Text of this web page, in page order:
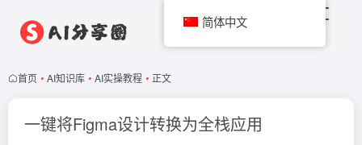
首页 • AI知识库 • AI实操教程 • 正文
一键将Figma设计转换为全栈应用
简体中文